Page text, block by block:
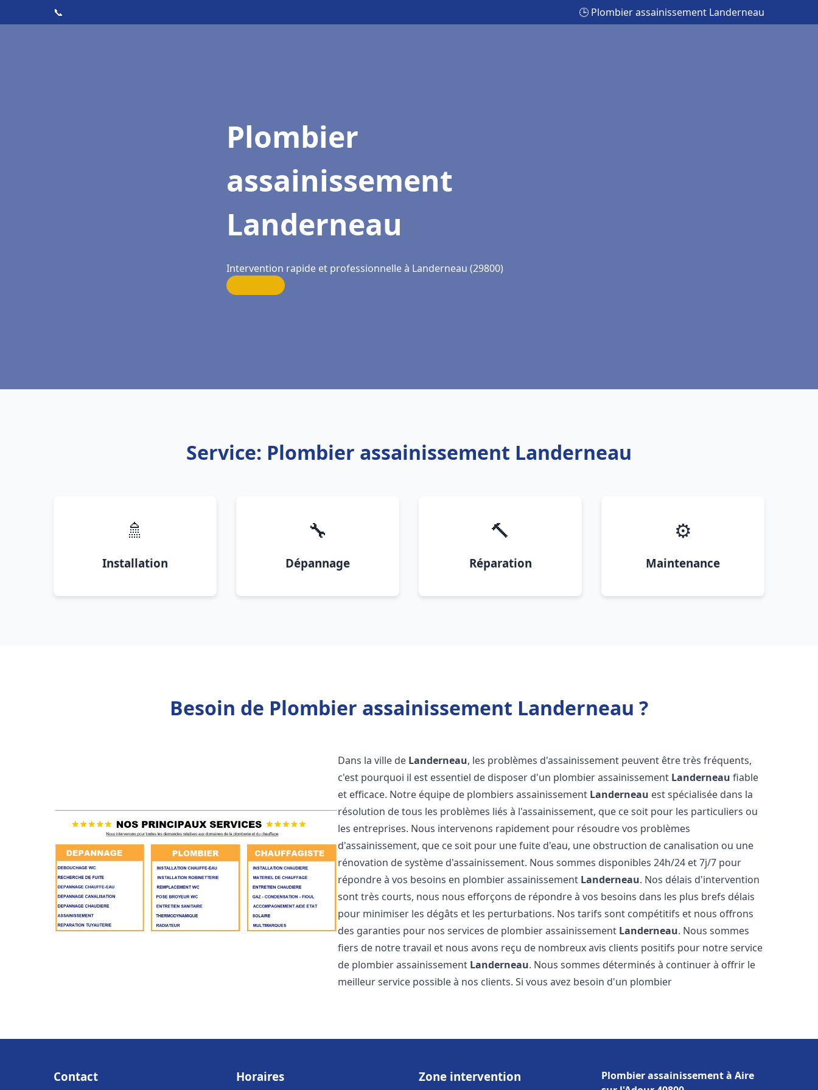
📞 🕒 Plombier assainissement Landerneau
Plombier
assainissement
Landerneau
Intervention rapide et professionnelle à Landerneau (29800)
Service: Plombier assainissement Landerneau
🚿
Installation
🔧
Dépannage
🔨
Réparation
⚙️
Maintenance
Besoin de Plombier assainissement Landerneau ?
Dans la ville de Landerneau, les problèmes d'assainissement peuvent être très fréquents,
c'est pourquoi il est essentiel de disposer d'un plombier assainissement Landerneau fiable
et efficace. Notre équipe de plombiers assainissement Landerneau est spécialisée dans la
résolution de tous les problèmes liés à l'assainissement, que ce soit pour les particuliers ou
les entreprises. Nous intervenons rapidement pour résoudre vos problèmes
d'assainissement, que ce soit pour une fuite d'eau, une obstruction de canalisation ou une
rénovation de système d'assainissement. Nous sommes disponibles 24h/24 et 7j/7 pour
répondre à vos besoins en plombier assainissement Landerneau. Nos délais d'intervention
sont très courts, nous nous efforçons de répondre à vos besoins dans les plus brefs délais
pour minimiser les dégâts et les perturbations. Nos tarifs sont compétitifs et nous offrons
des garanties pour nos services de plombier assainissement Landerneau. Nous sommes
fiers de notre travail et nous avons reçu de nombreux avis clients positifs pour notre service
de plombier assainissement Landerneau. Nous sommes déterminés à continuer à offrir le
meilleur service possible à nos clients. Si vous avez besoin d'un plombier
Contact Horaires Zone intervention
Plombier assainissement à Aire